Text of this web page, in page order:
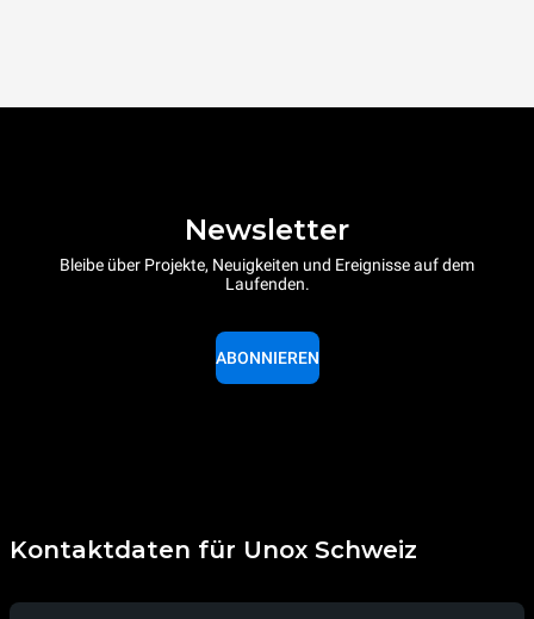
Newsletter
Bleibe über Projekte, Neuigkeiten und Ereignisse auf dem
Laufenden.
ABONNIEREN
Kontaktdaten für Unox Schweiz